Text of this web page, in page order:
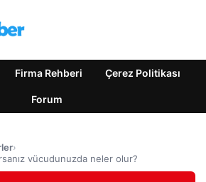
Firma Rehberi Çerez Politikası
Forum
›
vücudunuzda neler olur?